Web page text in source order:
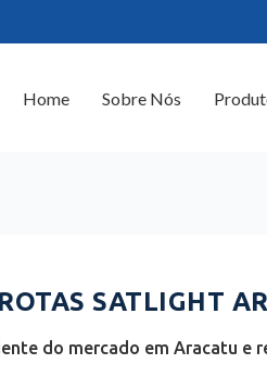
Home Sobre Nós
SATLIGHT
do mercado em Aracatu e